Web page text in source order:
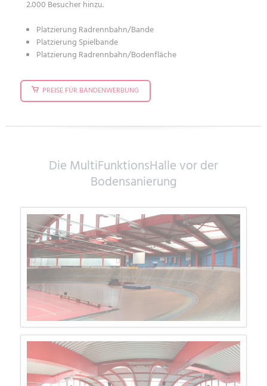
2.000 Besucher hinzu.
Platzierung Radrennbahn/Bande
Platzierung Spielbande
Platzierung Radrennbahn/Bodenfläche
PREISE FÜR BANDENWERBUNG
Die MultiFunktionsHalle vor der
Bodensanierung